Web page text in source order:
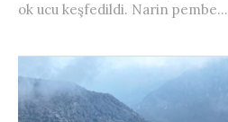
ok ucu keşfedildi. Narin pembe...